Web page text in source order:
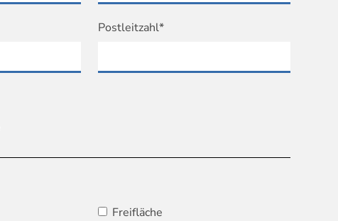
Postleitzahl*
Freifläche